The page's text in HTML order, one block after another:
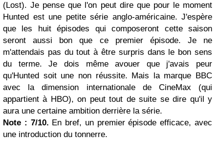
(Lost). Je pense que l'on peut dire que pour le moment
Hunted est une petite série anglo-américaine. J'espère
que les huit épisodes qui composeront cette saison
seront aussi bon que ce premier épisode. Je ne
m'attendais pas du tout à être surpris dans le bon sens
du terme. Je dois même avouer que j'avais peur
qu'Hunted soit une non réussite. Mais la marque BBC
avec la dimension internationale de CineMax (qui
appartient à HBO), on peut tout de suite se dire qu'il y
aura une certaine ambition derrière la série.
Note : 7/10. En bref, un premier épisode efficace, avec
une introduction du tonnerre.